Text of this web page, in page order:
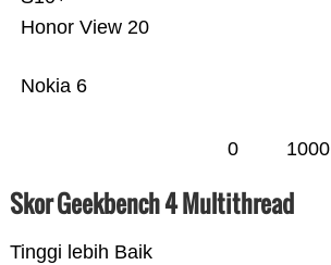
Nokia 6
Honor View 20
0 1000
Skor Geekbench 4 Multithread
Tinggi lebih Baik